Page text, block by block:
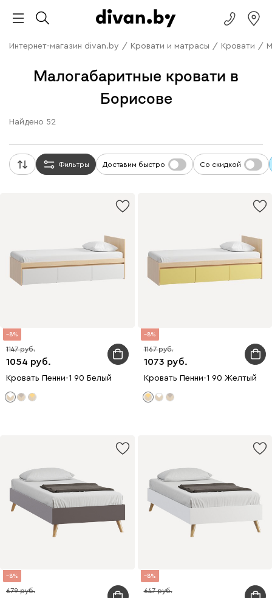
Интернет-магазин divan.by / Кровати и матрасы / Кровати /
Малогабаритные кровати в
Борисове
Найдено 52
Фильтры Доставим быстро Со скидкой
8
1054
1147
Кровать Пенни-1 90 Белый
8
1073
1167
Кровать Пенни-1 90 Желтый
8
679
8
647